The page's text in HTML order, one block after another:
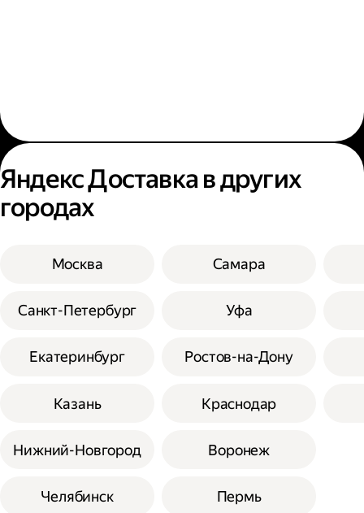
Яндекс Доставка в других
городах
Москва
Санкт-Петербург
Екатеринбург
Казань
Нижний-Новгород
Челябинск
Самара
Уфа
Ростов-на-Дону
Краснодар
Воронеж
Пермь